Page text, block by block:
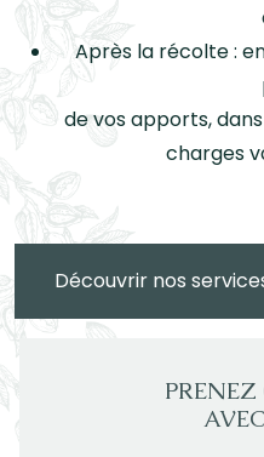
Après la récolte :
de vos apports,
charges
Découvrir nos